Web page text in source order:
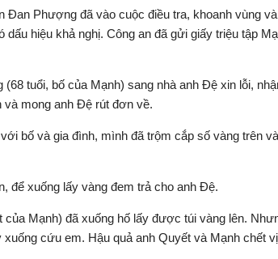
Đan Phượng đã vào cuộc điều tra, khoanh vùng
hiệu khả nghị. Công an đã gửi giấy triệu tập
tuổi, bố của Mạnh) sang nhà anh Đệ xin lỗi,
và mong anh Đệ rút đơn về.
bố và gia đình, mình đã trộm cắp số vàng trên
để xuống lấy vàng đem trả cho anh Đệ.
Mạnh) đã xuống hố lấy được túi vàng lên.
cứu em. Hậu quả anh Quyết và Mạnh chết